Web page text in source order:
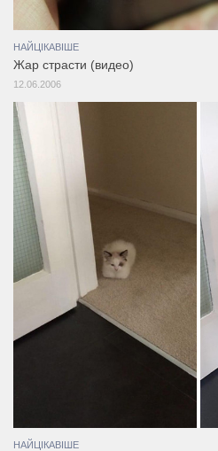
НАЙЦІКАВІШЕ
Жар страсти (видео)
12.06.2006
НАЙЦІКАВІШЕ